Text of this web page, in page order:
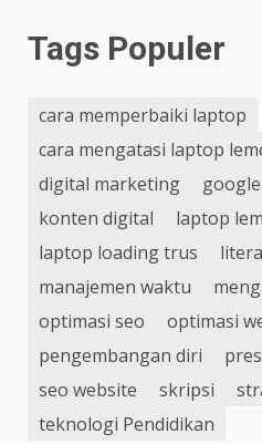
Tags Populer
cara memperbaiki laptop
cara mengatasi laptop
digital marketing
konten digital
laptop
laptop loading trus
manajemen waktu
optimasi seo
optimasi
pengembangan diri
seo website
skripsi
teknologi Pendidikan